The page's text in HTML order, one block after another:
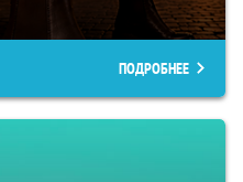
ПОДРОБНЕЕ